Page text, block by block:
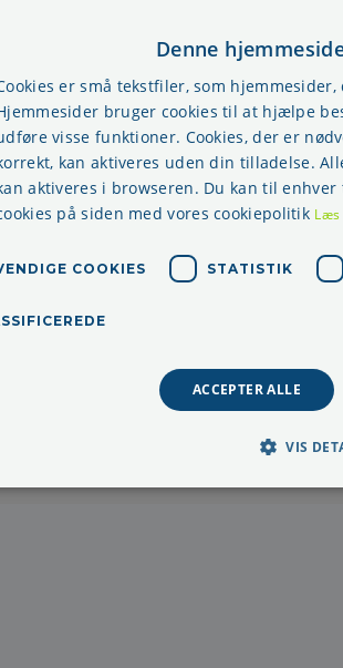
Telefon: + 45 70 22 45 30
Kontortid:
Mandag - torsdag kl.
fredag kl. 08.30 - 14.00
Denne
er små tekstfiler, som
bruger cookies til at hjælpe
visse funktioner. Cookies, der er
kan aktiveres uden din tilladelse.
aktiveres i browseren. Du kan til
på siden med vores cookiepolitik Læs
COOKIES STATISTIK
ACCEPTER ALLE
VIS